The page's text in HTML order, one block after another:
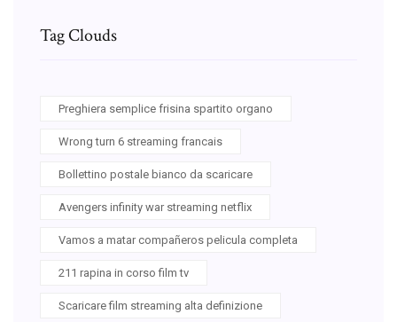
Tag Clouds
Preghiera semplice frisina spartito organo
Wrong turn 6 streaming francais
Bollettino postale bianco da scaricare
Avengers infinity war streaming netflix
Vamos a matar compañeros pelicula completa
211 rapina in corso film tv
Scaricare film streaming alta definizione